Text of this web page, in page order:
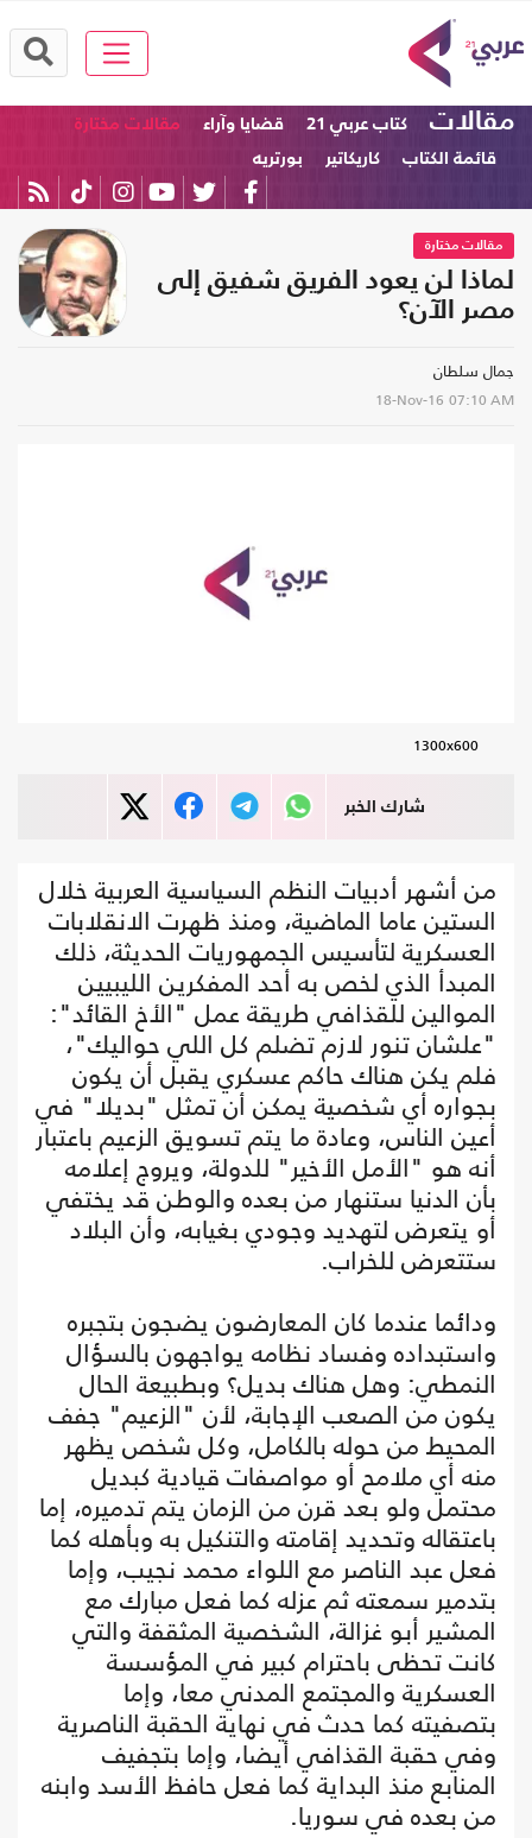
مقالات كتاب عربي 21 قضايا وآراء
مقالات مختارة
قائمة الكتاب
كاريكاتير بورتريه
مقالات مختارة
لماذا لن يعود الفريق شفيق إلى
مصر الآن؟
جمال سلطان
18-Nov-16 07:10 AM
1300x600
شارك الخبر
من أشهر أدبيات النظم السياسية العربية خلال
الستين عاما الماضية، ومنذ ظهرت الانقلابات
العسكرية لتأسيس الجمهوريات الحديثة، ذلك
المبدأ الذي لخص به أحد المفكرين الليبيين
الموالين للقذافي طريقة عمل "الأخ القائد":
"علشان تنور لازم تضلم كل اللي حواليك"،
فلم يكن هناك حاكم عسكري يقبل أن يكون
بجواره أي شخصية يمكن أن تمثل "بديلا" في
أعين الناس، وعادة ما يتم تسويق الزعيم باعتبار
أنه هو "الأمل الأخير" للدولة، ويروج إعلامه
بأن الدنيا ستنهار من بعده والوطن قد يختفي
أو يتعرض لتهديد وجودي بغيابه، وأن البلاد
ستتعرض للخراب.
ودائما عندما كان المعارضون يضجون بتجبره
واستبداده وفساد نظامه يواجهون بالسؤال
النمطي: وهل هناك بديل؟ وبطبيعة الحال
يكون من الصعب الإجابة، لأن "الزعيم" جفف
المحيط من حوله بالكامل، وكل شخص يظهر
منه أي ملامح أو مواصفات قيادية كبديل
محتمل ولو بعد قرن من الزمان يتم تدميره، إما
باعتقاله وتحديد إقامته والتنكيل به وبأهله كما
فعل عبد الناصر مع اللواء محمد نجيب، وإما
بتدمير سمعته ثم عزله كما فعل مبارك مع
المشير أبو غزالة، الشخصية المثقفة والتي
كانت تحظى باحترام كبير في المؤسسة
العسكرية والمجتمع المدني معا، وإما
بتصفيته كما حدث في نهاية الحقبة الناصرية
وفي حقبة القذافي أيضا، وإما بتجفيف
المنابع منذ البداية كما فعل حافظ الأسد وابنه
من بعده في سوريا.